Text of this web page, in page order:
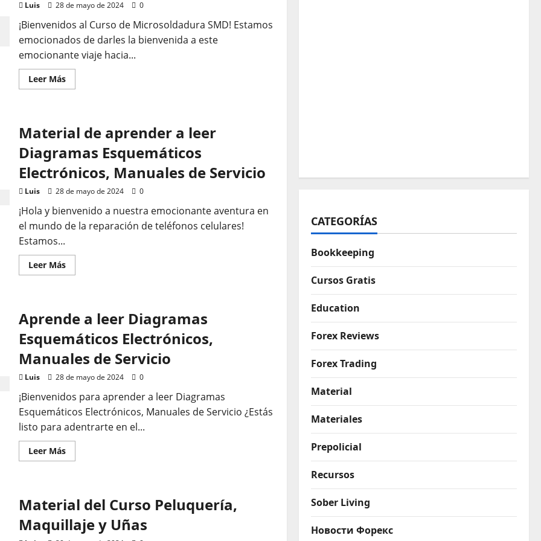
Esquemáticos
Manuales de
Electrónicos,
de Servicio
28 de mayo de 2024 0
Luis 28 de mayo de 2024 0
¡Bienvenidos al Curso de Microsoldadura SMD! Estamos
emocionados de darles la bienvenida a este
emocionante viaje hacia...
Leer MásLeer
más
micro
soldadura
Material de aprender a leer
Diagramas Esquemáticos
Electrónicos, Manuales de Servicio
Luis 28 de mayo de 2024 0
¡Hola y bienvenido a nuestra emocionante aventura en
el mundo de la reparación de teléfonos celulares!
Estamos...
Leer MásLeer
más
aprender
a
leer
Diagramas
Electrónicos,
Manuales
de
Servicio
Aprende a leer Diagramas
Esquemáticos Electrónicos,
Manuales de Servicio
Luis 28 de mayo de 2024 0
¡Bienvenidos para aprender a leer Diagramas
Esquemáticos Electrónicos, Manuales de Servicio ¿Estás
listo para adentrarte en el...
Leer MásLeer
más
leer
Diagramas
Esquemáticos
Electrónicos,
Manuales
Material del Curso Peluquería,
Maquillaje y Uñas
CATEGORÍAS
Bookkeeping
Cursos Gratis
Education
Forex Reviews
Forex Trading
Material
Materiales
Prepolicial
Recursos
Sober Living
Новости Форекс